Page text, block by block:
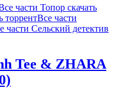
части Топор скачать
торрентВсе части
части Сельский детектив
Tee & ZHARA